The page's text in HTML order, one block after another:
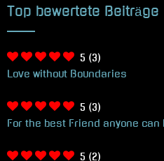
Top bewertete Beiträge
5 (3)
Love without Boundaries
5 (3)
For the best Friend anyone can
5 (2)